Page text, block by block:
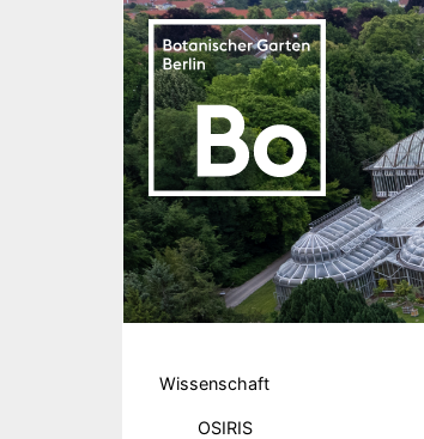
Direkt zum Inhalt
Wissenschaft
OSIRIS